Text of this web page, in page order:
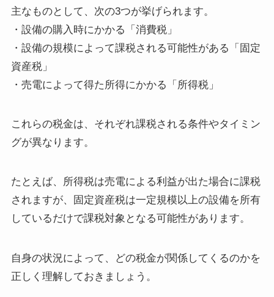
主なものとして、次の3つが挙げられます。
・設備の購入時にかかる「消費税」
・設備の規模によって課税される可能性がある「固定
資産税」
・売電によって得た所得にかかる「所得税」
これらの税金は、それぞれ課税される条件やタイミン
グが異なります。
たとえば、所得税は売電による利益が出た場合に課税
されますが、固定資産税は一定規模以上の設備を所有
しているだけで課税対象となる可能性があります。
自身の状況によって、どの税金が関係してくるのかを
正しく理解しておきましょう。